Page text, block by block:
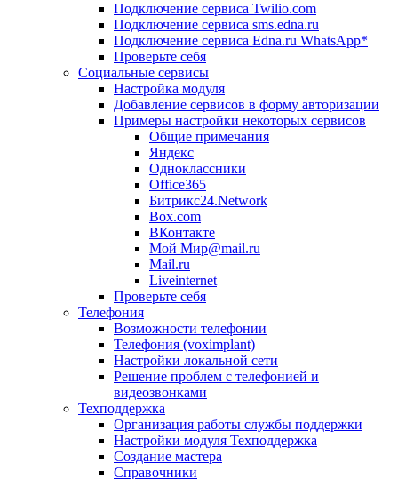
Подключение сервиса Twilio.com
Подключение сервиса sms.edna.ru
Подключение сервиса Edna.ru WhatsApp*
Проверьте себя
Социальные сервисы
Настройка модуля
Добавление сервисов в форму авторизации
Примеры настройки некоторых сервисов
Общие примечания
Яндекс
Одноклассники
Office365
Битрикс24.Network
Box.com
ВКонтакте
Мой Мир@mail.ru
Mail.ru
Liveinternet
Проверьте себя
Телефония
Возможности телефонии
Телефония (voximplant)
Настройки локальной сети
Решение проблем с телефонией и
видеозвонками
Техподдержка
Организация работы службы поддержки
Настройки модуля Техподдержка
Создание мастера
Справочники